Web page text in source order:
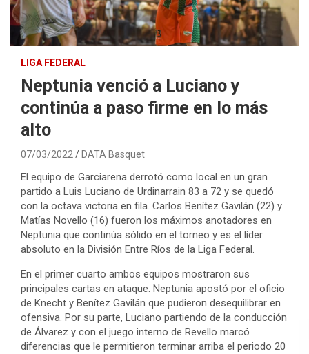
LIGA FEDERAL
Neptunia venció a Luciano y
continúa a paso firme en lo más
alto
07/03/2022 DATA Basquet
El equipo de Garciarena derrotó como local en un gran
partido a Luis Luciano de Urdinarrain 83 a 72 y se quedó
con la octava victoria en fila. Carlos Benítez Gavilán (22) y
Matías Novello (16) fueron los máximos anotadores en
Neptunia que continúa sólido en el torneo y es el líder
absoluto en la División Entre Ríos de la Liga Federal.
En el primer cuarto ambos equipos mostraron sus
principales cartas en ataque. Neptunia apostó por el oficio
de Knecht y Benítez Gavilán que pudieron desequilibrar en
ofensiva. Por su parte, Luciano partiendo de la conducción
de Álvarez y con el juego interno de Revello marcó
diferencias que le permitieron terminar arriba el periodo 20